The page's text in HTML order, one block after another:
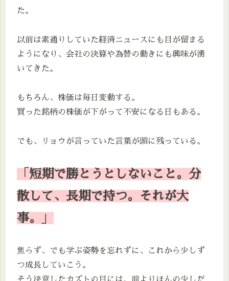
た。
以前は素通りしていた経済ニュースにも目が留まる
ようになり、会社の決算や為替の動きにも興味が湧
いてきた。
もちろん、株価は毎日変動する。
買った銘柄の株価が下がって不安になる日もある。
でも、リョウが言っていた言葉が頭に残っている。
「 短期で勝とうとしないこと。分
散して、長期で持つ。それが大
事。
」
焦らず、でも学ぶ姿勢を忘れずに、これから少しず
つ成長していこう。